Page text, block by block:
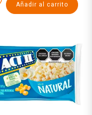
Añadir al carrito